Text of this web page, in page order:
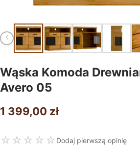
‹
Wąska Komoda
Avero 05
1 399,00 zł
☆ ☆ ☆ ☆ ☆ Dodaj pierwszą opinię